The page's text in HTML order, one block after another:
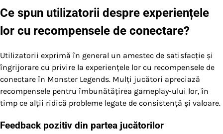
Ce spun utilizatorii despre experiențele
lor cu recompensele de conectare?
Utilizatorii exprimă în general un amestec de satisfacție și
îngrijorare cu privire la experiențele lor cu recompensele de
conectare în Monster Legends. Mulți jucători apreciază
recompensele pentru îmbunătățirea gameplay-ului lor, în
timp ce alții ridică probleme legate de consistență și valoare.
Feedback pozitiv din partea jucătorilor